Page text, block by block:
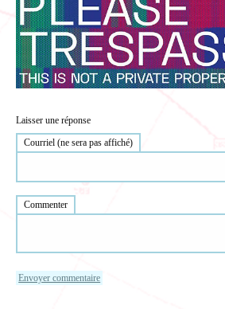
Laisser une réponse
Courriel (ne sera pas affiché)
Commenter